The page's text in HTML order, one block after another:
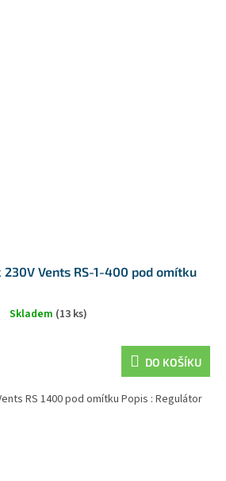
Vents RS-1-400 pod omítku
Skladem (13 ks)
DO KOŠÍKU
RS 1400 pod omítku Popis : Regulátor